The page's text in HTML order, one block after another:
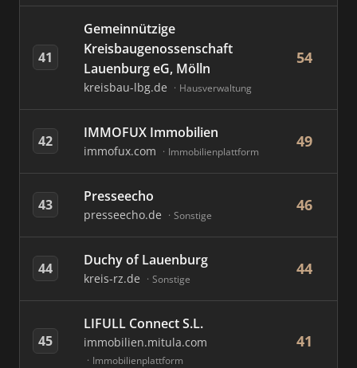
41
Gemeinnützige
Kreisbaugenossenschaft
Lauenburg eG, Mölln
kreisbau-lbg.de Hausverwaltung
54
42 IMMOFUX Immobilien
immofux.com Immobilienplattform
49
43 Presseecho
presseecho.de Sonstige
46
44 Duchy of Lauenburg
kreis-rz.de Sonstige
44
45
LIFULL Connect S.L.
immobilien.mitula.com
Immobilienplattform
41